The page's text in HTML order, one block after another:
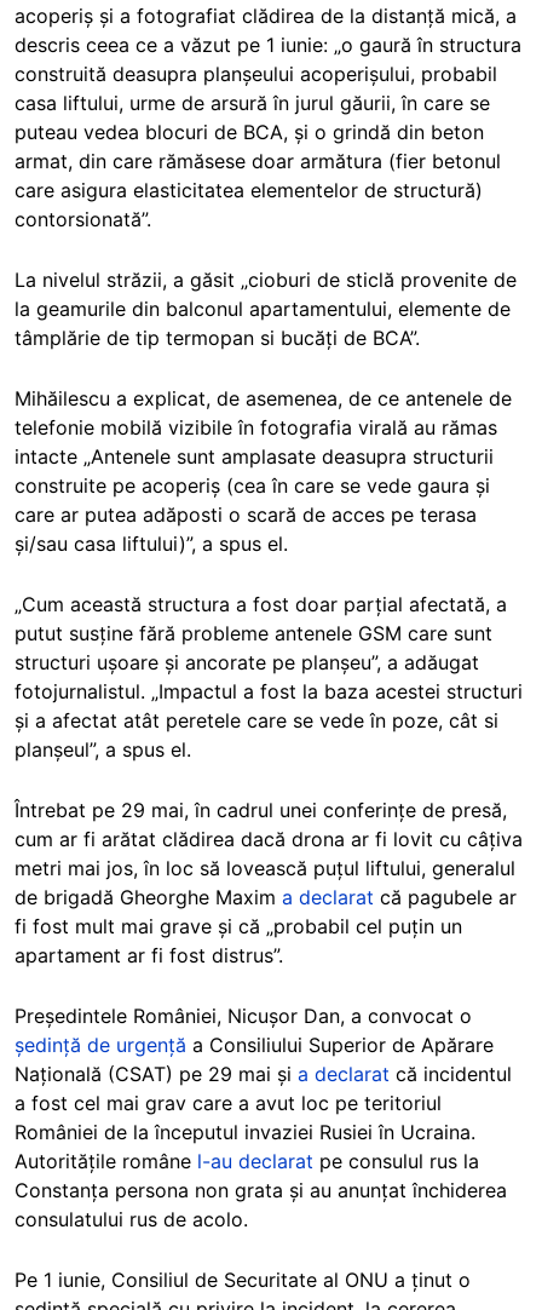
acoperiș și a fotografiat clădirea de la distanță mică, a
descris ceea ce a văzut pe 1 iunie: „o gaură în structura
construită deasupra planșeului acoperișului, probabil
casa liftului, urme de arsură în jurul găurii, în care se
puteau vedea blocuri de BCA, și o grindă din beton
armat, din care rămăsese doar armătura (fier betonul
care asigura elasticitatea elementelor de structură)
contorsionată”.
La nivelul străzii, a găsit „cioburi de sticlă provenite de
la geamurile din balconul apartamentului, elemente de
tâmplărie de tip termopan si bucăți de BCA”.
Mihăilescu a explicat, de asemenea, de ce antenele de
telefonie mobilă vizibile în fotografia virală au rămas
intacte „Antenele sunt amplasate deasupra structurii
construite pe acoperiș (cea în care se vede gaura și
care ar putea adăposti o scară de acces pe terasa
și/sau casa liftului)”, a spus el.
„Cum această structura a fost doar parțial afectată, a
putut susține fără probleme antenele GSM care sunt
structuri ușoare și ancorate pe planșeu”, a adăugat
fotojurnalistul. „Impactul a fost la baza acestei structuri
și a afectat atât peretele care se vede în poze, cât si
planșeul”, a spus el.
Întrebat pe 29 mai, în cadrul unei conferințe de presă,
cum ar fi arătat clădirea dacă drona ar fi lovit cu câțiva
metri mai jos, în loc să lovească puțul liftului, generalul
de brigadă Gheorghe Maxim a declarat că pagubele ar
fi fost mult mai grave și că „probabil cel puțin un
apartament ar fi fost distrus”.
Președintele României, Nicușor Dan, a convocat o
ședință de urgență a Consiliului Superior de Apărare
Națională (CSAT) pe 29 mai și a declarat că incidentul
a fost cel mai grav care a avut loc pe teritoriul
României de la începutul invaziei Rusiei în Ucraina.
Autoritățile române l-au declarat pe consulul rus la
Constanța persona non grata și au anunțat închiderea
consulatului rus de acolo.
Pe 1 iunie, Consiliul de Securitate al ONU a ținut o